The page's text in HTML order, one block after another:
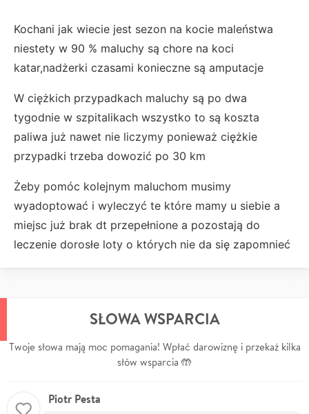
Kochani jak wiecie jest sezon na kocie maleństwa
niestety w 90 % maluchy są chore na koci
katar,nadżerki czasami konieczne są amputacje
W ciężkich przypadkach maluchy są po dwa
tygodnie w szpitalikach wszystko to są koszta
paliwa już nawet nie liczymy ponieważ ciężkie
przypadki trzeba dowozić po 30 km
Żeby pomóc kolejnym maluchom musimy
wyadoptować i wyleczyć te które mamy u siebie a
miejsc już brak dt przepełnione a pozostają do
leczenie dorosłe loty o których nie da się zapomnieć
SŁOWA WSPARCIA
Twoje słowa mają moc pomagania! Wpłać darowiznę i przekaż kilka
słów wsparcia 🤲
Piotr Pesta